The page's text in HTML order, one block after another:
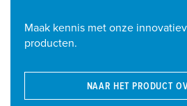
Maak kennis met onze
producten.
NAAR HET PRODUCT